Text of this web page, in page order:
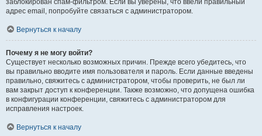
заблокирован спам-фильтром. Если вы уверены, что ввели правильный
адрес email, попробуйте связаться с администратором.
Вернуться к началу
Почему я не могу войти?
Существует несколько возможных причин. Прежде всего убедитесь, что
вы правильно вводите имя пользователя и пароль. Если данные введены
правильно, свяжитесь с администратором, чтобы проверить, не был ли
вам закрыт доступ к конференции. Также возможно, что допущена ошибка
в конфигурации конференции, свяжитесь с администратором для
исправления настроек.
Вернуться к началу